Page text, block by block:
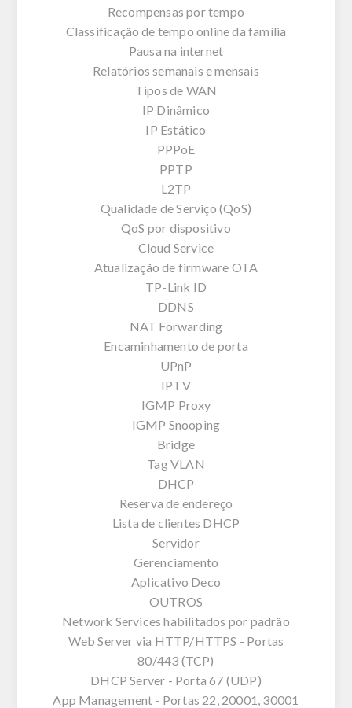
Recompensas por tempo
Classificação de tempo online da família
Pausa na internet
Relatórios semanais e mensais
Tipos de WAN
IP Dinâmico
IP Estático
PPPoE
PPTP
L2TP
Qualidade de Serviço (QoS)
QoS por dispositivo
Cloud Service
Atualização de firmware OTA
TP-Link ID
DDNS
NAT Forwarding
Encaminhamento de porta
UPnP
IPTV
IGMP Proxy
IGMP Snooping
Bridge
Tag VLAN
DHCP
Reserva de endereço
Lista de clientes DHCP
Servidor
Gerenciamento
Aplicativo Deco
OUTROS
Network Services habilitados por padrão
Web Server via HTTP/HTTPS - Portas
80/443 (TCP)
DHCP Server - Porta 67 (UDP)
App Management - Portas 22, 20001, 30001